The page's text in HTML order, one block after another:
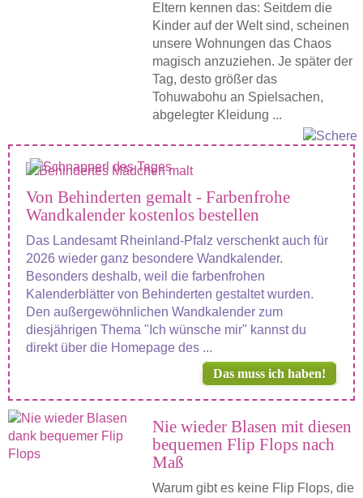
Eltern kennen das: Seitdem die
Kinder auf der Welt sind, scheinen
unsere Wohnungen das Chaos
magisch anzuziehen. Je später der
Tag, desto größer das
Tohuwabohu an Spielsachen,
abgelegter Kleidung ...
Von Behinderten gemalt - Farbenfrohe
Wandkalender kostenlos bestellen
Das Landesamt Rheinland-Pfalz verschenkt auch für
2026 wieder ganz besondere Wandkalender.
Besonders deshalb, weil die farbenfrohen
Kalenderblätter von Behinderten gestaltet wurden.
Den außergewöhnlichen Wandkalender zum
diesjährigen Thema "Ich wünsche mir" kannst du
direkt über die Homepage des ...
Das muss ich haben!
Nie wieder Blasen mit diesen
bequemen Flip Flops nach
Maß
Warum gibt es keine Flip Flops, die